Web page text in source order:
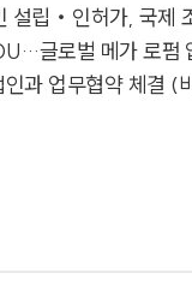
립‧인허가, 국제
글로벌 메가 로펌
과 업무협약 체결 (